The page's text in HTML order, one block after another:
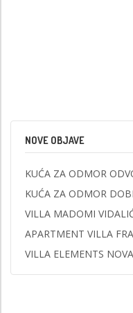
NOVE OBJAVE
KUĆA ZA ODMOR
KUĆA ZA ODMOR
VILLA MADOMI
APARTMENT VILLA
VILLA ELEMENTS